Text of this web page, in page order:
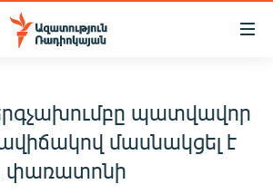
պատվավոր
մասնակցել է
փառատոնի